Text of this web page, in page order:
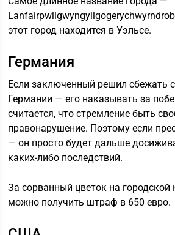
этот город находится в Уэльсе.
Германия
Если заключенный решил сбежать
Германии — его наказывать за
считается, что стремление быть
правонарушение. Поэтому если
— он просто будет дальше
каких-либо последствий.
За сорванный цветок на городской
можно получить штраф в 650 евро.